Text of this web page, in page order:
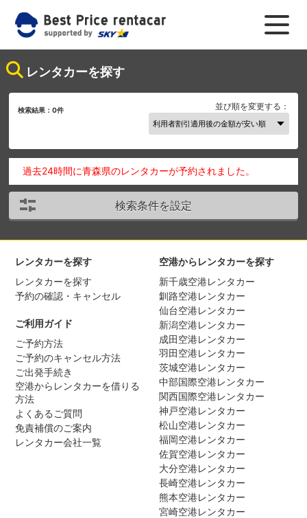
レンタカーを探す
検索結果：0件 並び順を変更する：
過去24時間に青森県のレンタカーが予約されました。
検索条件を設定
レンタカーを探す
レンタカーを探す
予約の確認・キャンセル
ご利用ガイド
ご予約方法
ご予約のキャンセル方法
ご出発手続き
空港からレンタカーを借りる
方法
よくあるご質問
免責補償のご案内
レンタカー会社一覧
空港からレンタカーを探す
新千歳空港レンタカー
釧路空港レンタカー
仙台空港レンタカー
新潟空港レンタカー
成田空港レンタカー
羽田空港レンタカー
茨城空港レンタカー
中部国際空港レンタカー
関西国際空港レンタカー
神戸空港レンタカー
松山空港レンタカー
福岡空港レンタカー
佐賀空港レンタカー
大分空港レンタカー
長崎空港レンタカー
熊本空港レンタカー
宮崎空港レンタカー